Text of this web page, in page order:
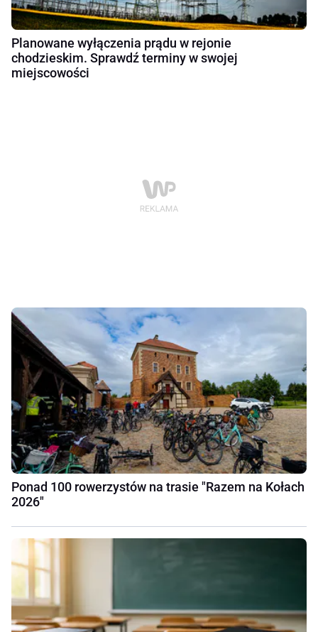
Planowane wyłączenia prądu w rejonie
chodzieskim. Sprawdź terminy w swojej
miejscowości
Ponad 100 rowerzystów na trasie "Razem na Kołach
2026"